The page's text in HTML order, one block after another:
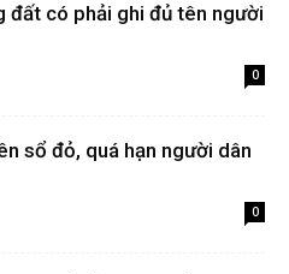
đất có phải ghi đủ tên người
0
sổ đỏ, quá hạn người dân
0